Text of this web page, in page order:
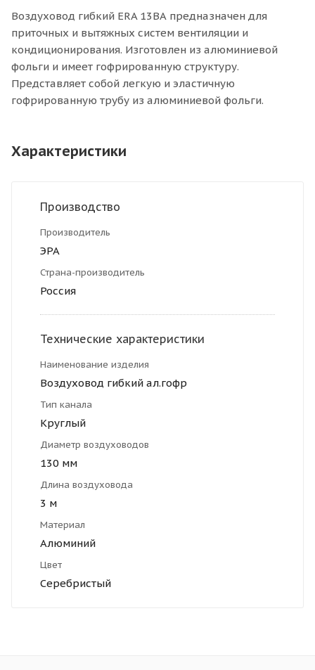
Воздуховод гибкий ERA 13ВА предназначен для
приточных и вытяжных систем вентиляции и
кондиционирования. Изготовлен из алюминиевой
фольги и имеет гофрированную структуру.
Представляет собой легкую и эластичную
гофрированную трубу из алюминиевой фольги.
Характеристики
Производство
Производитель
ЭРА
Страна-производитель
Россия
Технические характеристики
Наименование изделия
Воздуховод гибкий ал.гофр
Тип канала
Круглый
Диаметр воздуховодов
130 мм
Длина воздуховода
3 м
Материал
Алюминий
Цвет
Cеребристый